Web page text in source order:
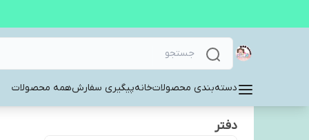
دسته‌بندی محصولاتخانهپیگیری سفارشهمه محصولات
دفتر